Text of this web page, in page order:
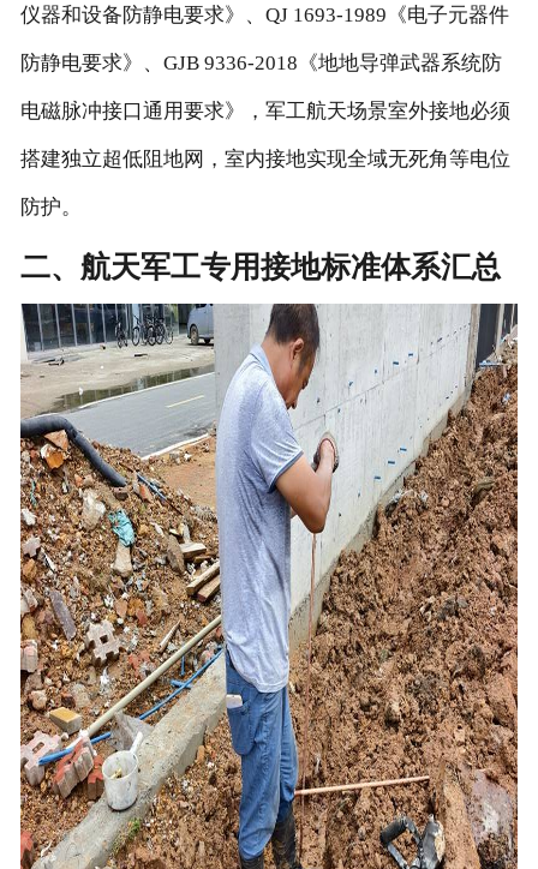
仪器和设备防静电要求》、QJ 1693-1989《电子元器件
防静电要求》、GJB 9336-2018《地地导弹武器系统防
电磁脉冲接口通用要求》，军工航天场景室外接地必须
搭建独立超低阻地网，室内接地实现全域无死角等电位
防护。
二、航天军工专用接地标准体系汇总